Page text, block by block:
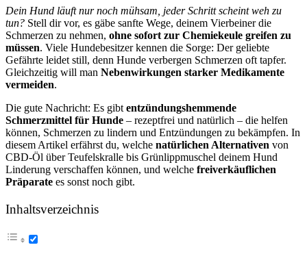
Dein Hund läuft nur noch mühsam, jeder Schritt scheint weh zu
tun? Stell dir vor, es gäbe sanfte Wege, deinem Vierbeiner die
Schmerzen zu nehmen, ohne sofort zur Chemiekeule greifen zu
müssen. Viele Hundebesitzer kennen die Sorge: Der geliebte
Gefährte leidet still, denn Hunde verbergen Schmerzen oft tapfer.
Gleichzeitig will man Nebenwirkungen starker Medikamente
vermeiden.
Die gute Nachricht: Es gibtentzündungshemmende
Schmerzmittel für Hunde – rezeptfrei und natürlich – die helfen
können, Schmerzen zu lindern und Entzündungen zu bekämpfen. In
diesem Artikel erfährst du, welche natürlichen Alternativen von
CBD-Öl über Teufelskralle bis Grünlippmuschel deinem Hund
Linderung verschaffen können, und welche freiverkäuflichen
Präparate es sonst noch gibt.
Inhaltsverzeichnis